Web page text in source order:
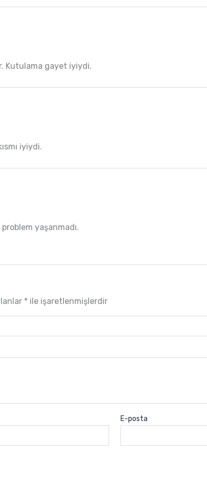
Kutulama gayet iyiydi.
iyiydi.
yaşanmadı.
* ile işaretlenmişlerdir
E-posta